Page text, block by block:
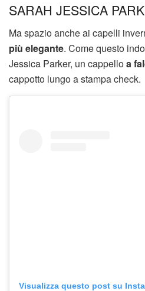
SARAH JESSICA
Ma spazio anche ai capelli
più elegante. Come questo
Jessica Parker, un cappelloa
cappotto lungo a stampa check.
Visualizza questo post su